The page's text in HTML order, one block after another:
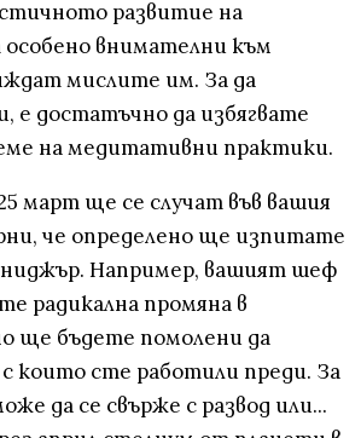
развитие на
внимателни към
мислите им. За да
е достатъчно да избягвате
на медитативни практики.
март ще се случат във вашия
че определено ще изпитате
Например, вашият шеф
радикална промяна в
ще бъдете помолени да
които сте работили преди. За
да се свърже с развод или...